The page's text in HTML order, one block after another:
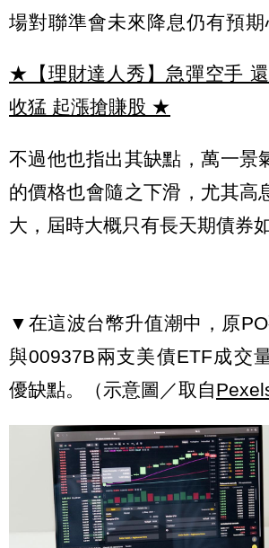
場對聯準會未來降息仍有預期
★【理財達人秀】急彈空手
收猛 起漲搶賺股 ★
不過他也指出其缺點，萬一景
的價格也會隨之下滑，尤其高
大，屆時大概只有長天期債券
▼在這波台幣升值潮中，原
與00937B兩支美債ETF成交
優缺點。（示意圖／取自